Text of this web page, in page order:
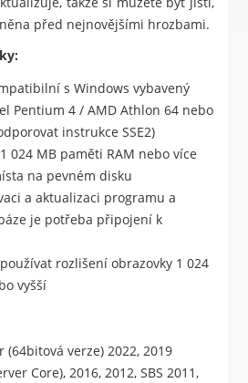
před nejnovějšími hrozbami.
s Windows vybavený
Pentium 4 / AMD Athlon 64 nebo
instrukce SSE2)
024 MB paměti RAM nebo více
na pevném disku
a aktualizaci programu a
je potřeba připojení k
rozlišení obrazovky 1 024
vyšší
(64bitová verze) 2022, 2019
Core), 2016, 2012, SBS 2011,